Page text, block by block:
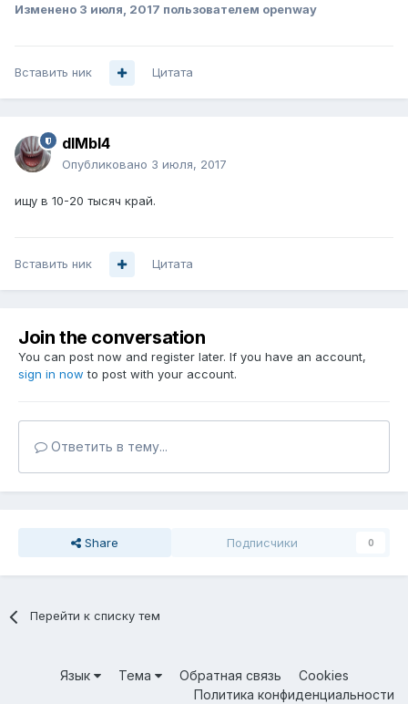
Изменено 3 июля, 2017 пользователем openway
Вставить ник Цитата
dIMbI4
Опубликовано 3 июля, 2017
ищу в 10-20 тысяч край.
Вставить ник Цитата
Join the conversation
You can post now and register later. If you have an account,
sign in now to post with your account.
Ответить в тему...
Share Подписчики 0
Перейти к списку тем
Язык Тема Обратная связь
Cookies
Политика конфиденциальности